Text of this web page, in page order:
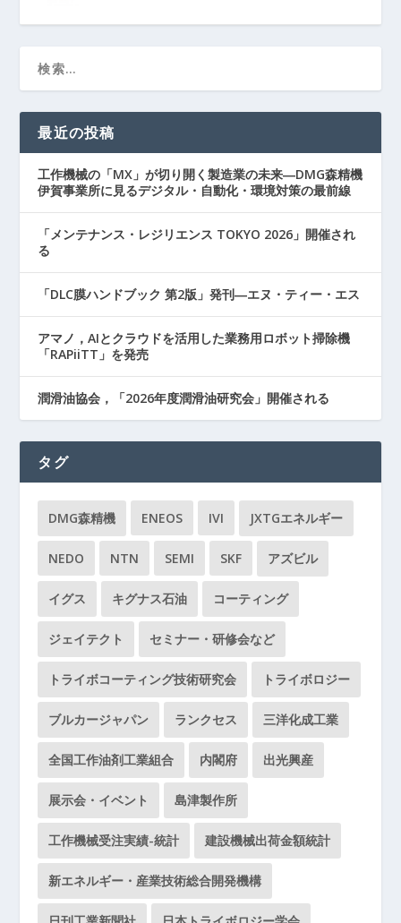
最近の投稿
工作機械の「MX」が切り開く製造業の未来―DMG森精機
伊賀事業所に見るデジタル・自動化・環境対策の最前線
「メンテナンス・レジリエンス TOKYO 2026」開催され
る
「DLC膜ハンドブック 第2版」発刊―エヌ・ティー・エス
アマノ，AIとクラウドを活用した業務用ロボット掃除機
「RAPiiTT」を発売
潤滑油協会，「2026年度潤滑油研究会」開催される
タグ
DMG森精機 ENEOS IVI JXTGエネルギー
NEDO NTN SEMI SKF アズビル
イグス キグナス石油 コーティング
ジェイテクト セミナー・研修会など
トライボコーティング技術研究会 トライボロジー
ブルカージャパン ランクセス 三洋化成工業
全国工作油剤工業組合 内閣府 出光興産
展示会・イベント 島津製作所
工作機械受注実績-統計 建設機械出荷金額統計
新エネルギー・産業技術総合開発機構